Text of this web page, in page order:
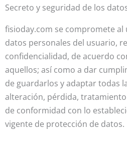
Secreto y seguridad de los
fisioday.com se compromete
datos personales del usuario,
confidencialidad, de acuerdo
aquellos; así como a dar
de guardarlos y adaptar todas
alteración, pérdida,
de conformidad con lo
vigente de protección de datos.